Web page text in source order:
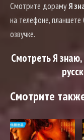
Смотрите дорамуЯ
на телефоне, планшете
озвучке.
Смотреть Я
Смотрите